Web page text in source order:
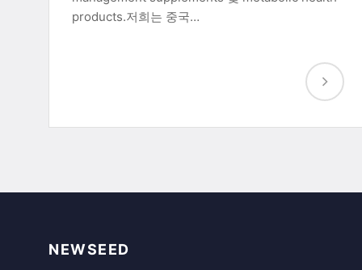
products.저희는 중국…
NEWSEED